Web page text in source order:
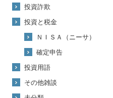
投資詐欺
投資と税金
ＮＩＳＡ（ニーサ）
確定申告
投資用語
その他雑談